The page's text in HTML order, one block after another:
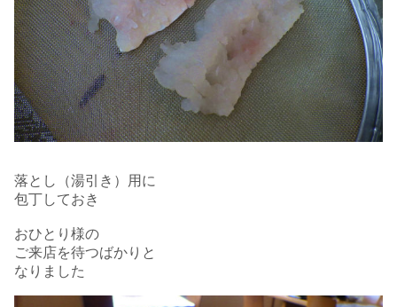
落とし（湯引き）用に
包丁しておき
おひとり様の
ご来店を待つばかりと
なりました